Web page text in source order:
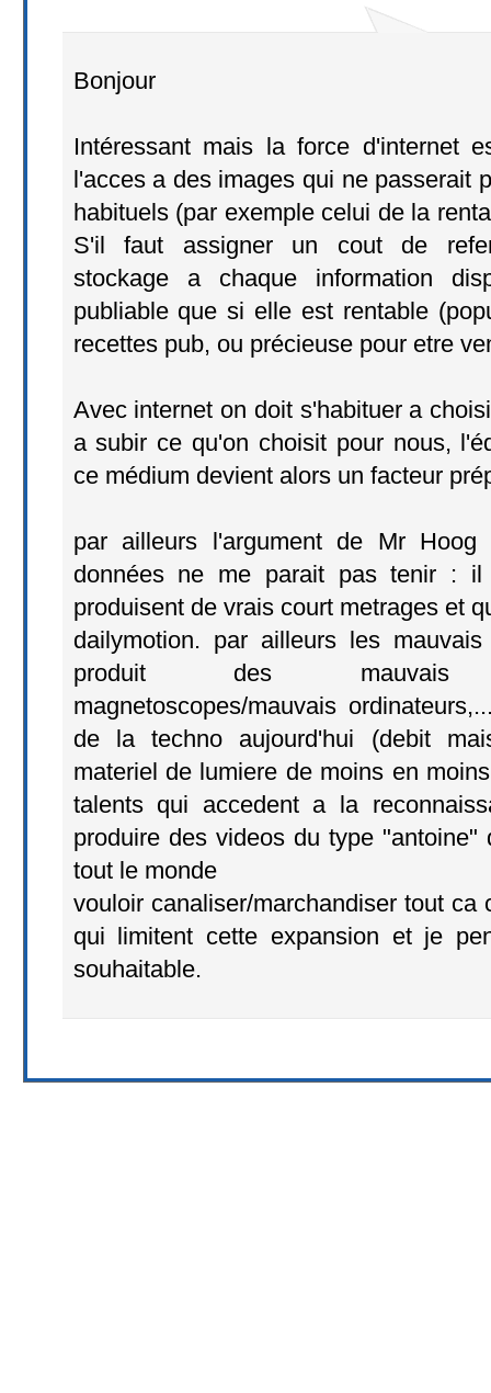
Bonjour
Intéressant mais la force d'internet
l'acces a des images qui ne passerait
habituels (par exemple celui de la
S'il faut assigner un cout de
stockage a chaque information
publiable que si elle est rentable
recettes pub, ou précieuse pour etre
Avec internet on doit s'habituer a
a subir ce qu'on choisit pour nous,
ce médium devient alors un facteur
par ailleurs l'argument de Mr
données ne me parait pas tenir :
produisent de vrais court metrages et
dailymotion. par ailleurs les
produit des mauvais
magnetoscopes/mauvais
de la techno aujourd'hui (debit
materiel de lumiere de moins en
talents qui accedent a la
produire des videos du type
tout le monde
vouloir canaliser/marchandiser tout ca
qui limitent cette expansion et je
souhaitable.